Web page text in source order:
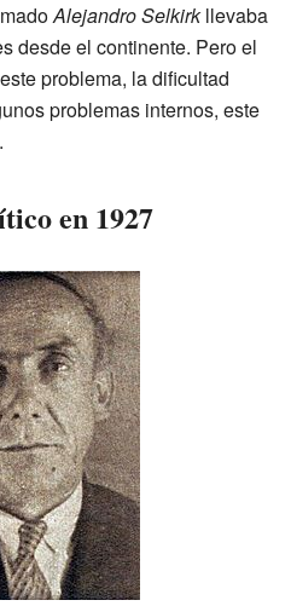
Alejandro Selkirkllevaba
desde el continente. Pero el
problema, la dificultad
problemas internos, este
en 1927